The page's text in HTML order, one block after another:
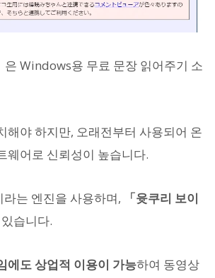
은 Windows용 무료 문장 읽어주기 소
해야 하지만, 오래전부터 사용되어 온
웨어로 신뢰성이 높습니다.
라는 엔진을 사용하며,
「윳쿠리 보이
습니다.
에도 상업적 이용이 가능하여 동영상